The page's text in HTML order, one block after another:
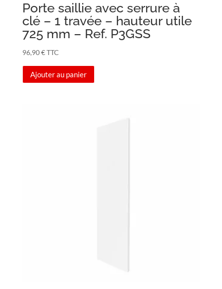
Porte saillie avec serrure à
clé – 1 travée – hauteur utile
725 mm – Ref. P3GSS
96,90€TTC
Ajouter au panier